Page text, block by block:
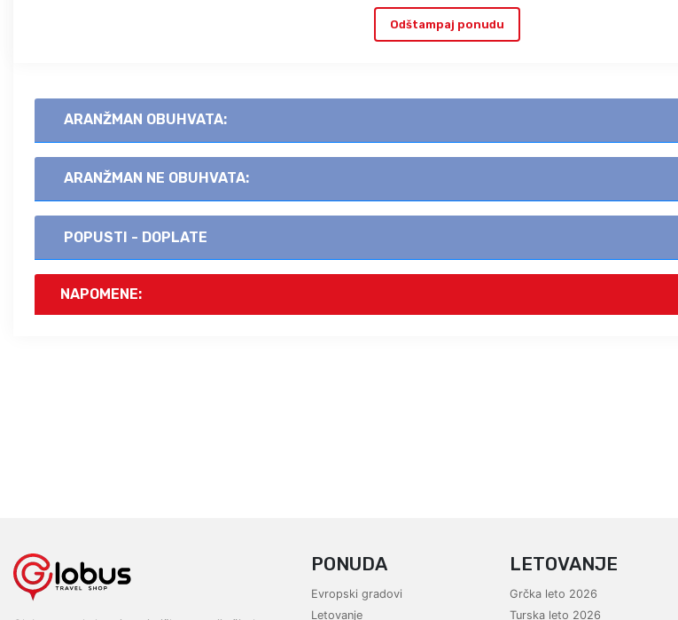
Odštampaj ponudu
ARANŽMAN OBUHVATA:
ARANŽMAN NE OBUHVATA:
POPUSTI - DOPLATE
NAPOMENE:
PONUDA
Evropski gradovi
Letovanje
LETOVANJE
Grčka leto 2026
Turska leto 2026